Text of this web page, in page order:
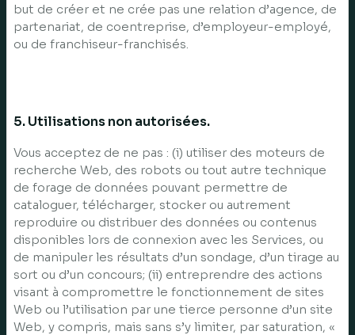
but de créer et ne crée pas une relation d’agence, de
partenariat, de coentreprise, d’employeur-employé,
ou de franchiseur-franchisés.
5. Utilisations non autorisées.
Vous acceptez de ne pas : (i) utiliser des moteurs de
recherche Web, des robots ou tout autre technique
de forage de données pouvant permettre de
cataloguer, télécharger, stocker ou autrement
reproduire ou distribuer des données ou contenus
disponibles lors de connexion avec les Services, ou
de manipuler les résultats d’un sondage, d’un tirage au
sort ou d’un concours; (ii) entreprendre des actions
visant à compromettre le fonctionnement de sites
Web ou l’utilisation par une tierce personne d’un site
Web, y compris, mais sans s’y limiter, par saturation, «